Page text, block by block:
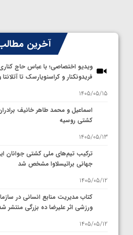
آخرین
ویدیو اختصاصی؛ با عباس حاج
فریدونکنار و کراسنویارسک تا
1405/05/15
اسماعیل و محمد طاهر خانیف
کشتی روسیه
1405/05/13
ترکیب تیم‌های ملی کشتی جوانان
جهانی براتیسلاوا مشخص شد
1405/05/12
کتاب مدیریت منابع انسانی در
ورزشی اثر علیرضا ده بزرگی منتشر
1405/05/12